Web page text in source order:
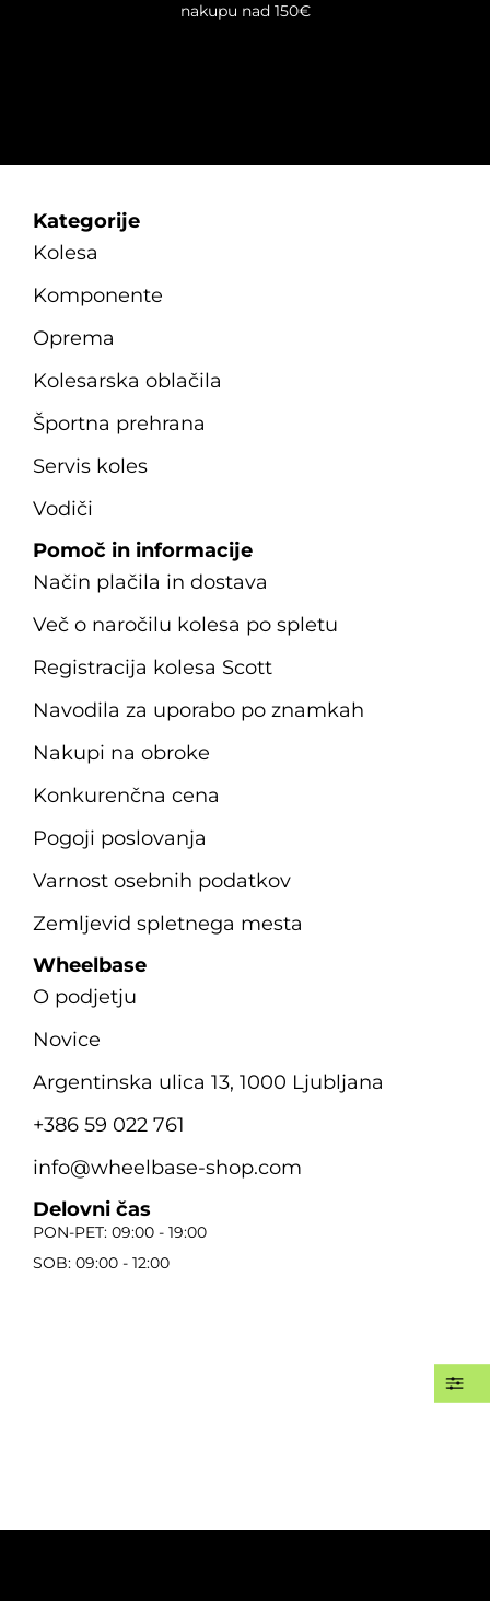
nakupu nad 150€
Kategorije
Kolesa
Komponente
Oprema
Kolesarska oblačila
Športna prehrana
Servis koles
Vodiči
Pomoč in informacije
Način plačila in dostava
Več o naročilu kolesa po spletu
Registracija kolesa Scott
Navodila za uporabo po znamkah
Nakupi na obroke
Konkurenčna cena
Pogoji poslovanja
Varnost osebnih podatkov
Zemljevid spletnega mesta
Wheelbase
O podjetju
Novice
Argentinska ulica 13, 1000 Ljubljana
+386 59 022 761
info@wheelbase-shop.com
Delovni čas
PON-PET: 09:00 - 19:00
SOB: 09:00 - 12:00